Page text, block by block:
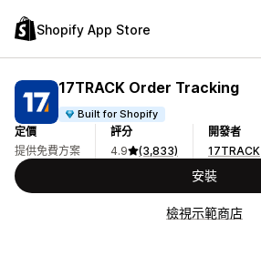
Shopify App Store
17TRACK Order Tracking
Built for Shopify
定價
提供免費方案
評分
4.9
(3,833)
開發者
17TRACK
安裝
檢視示範商店